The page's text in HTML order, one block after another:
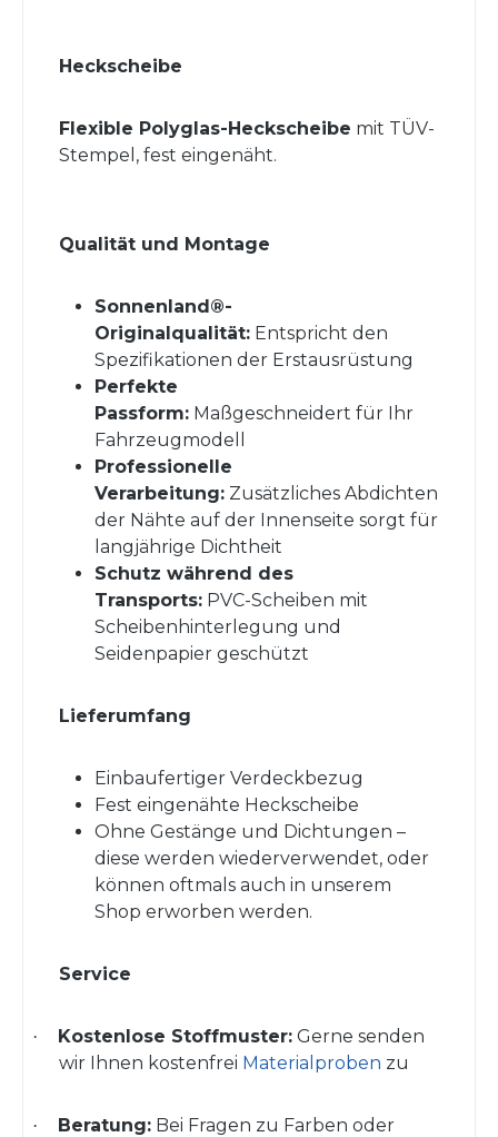
Heckscheibe
Flexible Polyglas-Heckscheibe mit TÜV-
Stempel, fest eingenäht.
Qualität und Montage
Sonnenland®-
Originalqualität: Entspricht den
Spezifikationen der Erstausrüstung
Perfekte
Passform: Maßgeschneidert für Ihr
Fahrzeugmodell
Professionelle
Verarbeitung: Zusätzliches Abdichten
der Nähte auf der Innenseite sorgt für
langjährige Dichtheit
Schutz während des
Transports: PVC-Scheiben mit
Scheibenhinterlegung und
Seidenpapier geschützt
Lieferumfang
Einbaufertiger Verdeckbezug
Fest eingenähte Heckscheibe
Ohne Gestänge und Dichtungen –
diese werden wiederverwendet, oder
können oftmals auch in unserem
Shop erworben werden.
Service
· Kostenlose Stoffmuster: Gerne senden
wir Ihnen kostenfrei Materialproben zu
· Beratung: Bei Fragen zu Farben oder